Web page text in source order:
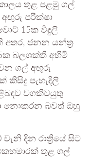
තුළ පළමු ගල්
පරීක්ෂා
15ක විදුලි
අතර, ජනන යන්ත්‍ර
බලශක්ති අහිමි
ගල් අඟුරු
පැහැදිලි
වගකිවයුතු
නොකරන බවත් ඔහු
දින රාත්‍රියේ සිට
තුළ ගල්